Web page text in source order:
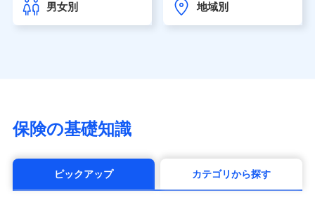
東京海上日動あんしん生命保険株式会社
（https://www.tmn-anshin.co.jp/）
マニュライフ生命保険株式会社
（https://www.manulife.co.jp/）
（https://www.msa-life.co.jp/）
メットライフ生命株式会社(https://www.metlife.co.jp/)
男女別 地域別
保険の基礎知識
ピックアップ カテゴリから探す